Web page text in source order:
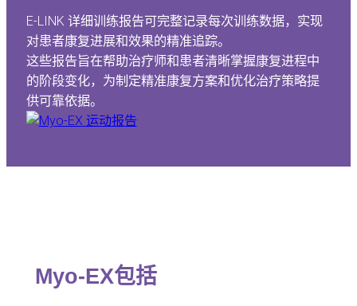
E-LINK 详细训练报告可完整记录每次训练数据，实现
对患者康复进展和效果的精准追踪。
这些报告旨在帮助治疗师和患者清晰掌握康复进程中
的阶段变化，为制定精准康复方案和优化治疗策略提
供可靠依据。
Myo-EX包括